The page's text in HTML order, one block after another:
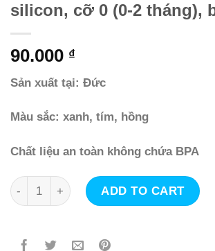
silicon, cỡ 0 (0-2 tháng),
90.000 ₫
Sản xuất tại: Đức
Màu sắc: xanh, tím, hồng
Chất liệu an toàn không chứa BPA
Ty ngậm sơ sinh Newborn, bằng
ADD TO CART